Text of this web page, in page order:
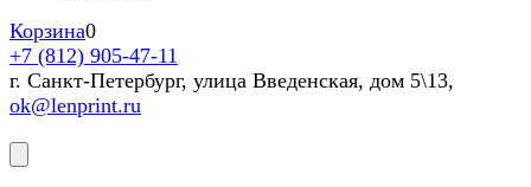
Корзина0
+7 (812) 905-47-11
г. Санкт-Петербург, улица Введенская, дом 5\13,
ok@lenprint.ru